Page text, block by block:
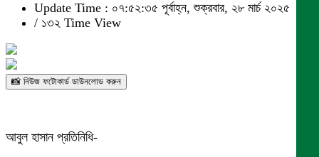
Update Time : ০৭:৫২:৩৫ পূর্বাহ্ন, শুক্রবার, ২৮ মার্চ ২০২৫
/ ১৩২ Time View
📸 নিউজ ফটোকার্ড ডাউনলোড করুন
আবুল হাসান প্রতিনিধি-